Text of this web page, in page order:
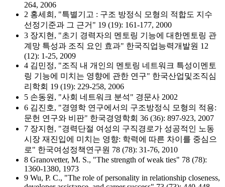
264, 2006
2 홍세희, "특별기고 : 구조 방정식 모형의 적합도 지수
선정기준과 그 근거" 19 (19): 161-177, 2000
3 장지현, "초기 경력자의 멘토링 기능에 대한멘토링 관
계망 특성과 조직 요인 효과" 한국직업능력개발원 12
(12): 1-25, 2009
4 김민정, "조직 내 개인의 멘토링 네트워크 특성이멘토
링 기능에 미치는 영향에 관한 연구" 한국산업및조직심
리학회 19 (19): 229-258, 2006
5 손동원, "사회 네트워크 분석" 경문사 2002
6 김진호, "경영학 연구에서의 구조방정식 모형의 적용:
문헌 연구와 비판" 한국경영학회 36 (36): 897-923, 2007
7 장지현, "경력단절 여성의 구직경로가 성공적인 노동
시장 재진입에 미치는 영향: 학력에 따른 차이를 중심으
로" 한국여성정책연구원 78 (78): 31-76, 2010
8 Granovetter, M. S., "The strength of weak ties" 78 (78):
1360-1380, 1973
9 Wu, P. C., "The role of personality in relationship closeness,